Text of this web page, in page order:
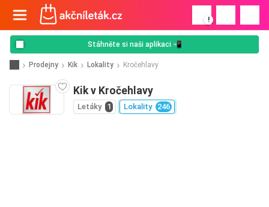
!
Stáhněte si naši aplikaci 📲
Prodejny Kik Lokality Kročehlavy
Kik v Kročehlavy
Letáky 1 Lokality 246